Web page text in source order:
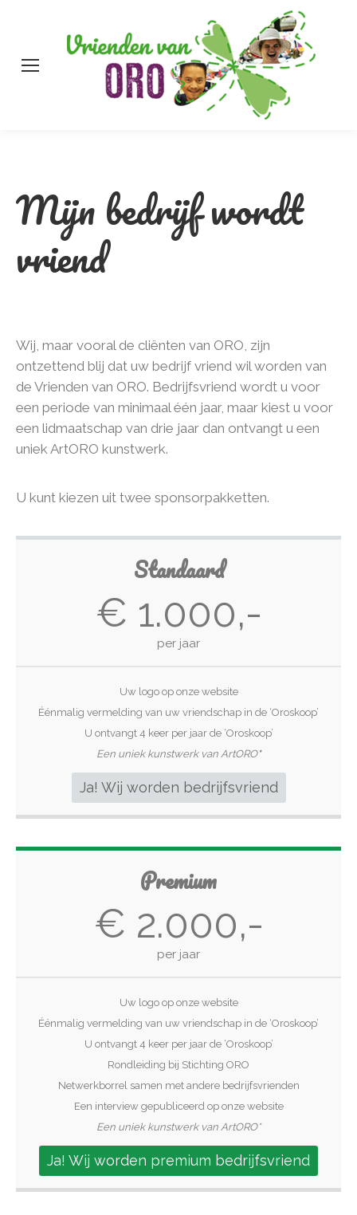
Mijn bedrijf wordt
vriend
Wij, maar vooral de cliënten van ORO, zijn
ontzettend blij dat uw bedrijf vriend wil worden van
de Vrienden van ORO. Bedrijfsvriend wordt u voor
een periode van minimaal één jaar, maar kiest u voor
een lidmaatschap van drie jaar dan ontvangt u een
uniek ArtORO kunstwerk.
U kunt kiezen uit twee sponsorpakketten.
Standaard
€ 1.000,-
per jaar
Uw logo op onze website
Éénmalig vermelding van uw vriendschap in de ‘Oroskoop’
U ontvangt 4 keer per jaar de ‘Oroskoop’
Een uniek kunstwerk van ArtORO*
Ja! Wij worden bedrijfsvriend
Premium
€ 2.000,-
per jaar
Uw logo op onze website
Éénmalig vermelding van uw vriendschap in de ‘Oroskoop’
U ontvangt 4 keer per jaar de ‘Oroskoop’
Rondleiding bij Stichting ORO
Netwerkborrel samen met andere bedrijfsvrienden
Een interview gepubliceerd op onze website
Een uniek kunstwerk van ArtORO*
Ja! Wij worden premium bedrijfsvriend